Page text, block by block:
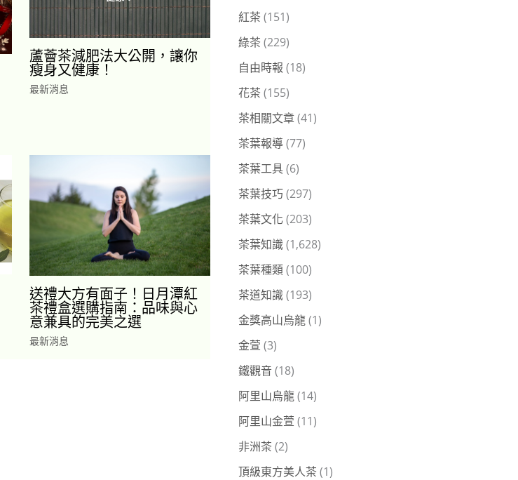
蘆薈茶減肥法大公開，讓你
瘦身又健康！
最新消息
送禮大方有面子！日月潭紅
茶禮盒選購指南：品味與心
意兼具的完美之選
最新消息
紅茶 (151)
綠茶 (229)
自由時報 (18)
花茶 (155)
茶相關文章(41)
茶葉報導(77)
茶葉工具(6)
茶葉技巧(297)
茶葉文化 (203)
茶葉知識(1,628)
茶葉種類(100)
茶道知識(193)
金獎高山烏龍(1)
金萱 (3)
鐵觀音 (18)
阿里山烏龍(14)
阿里山金萱 (11)
非洲茶 (2)
頂級東方美人茶 (1)